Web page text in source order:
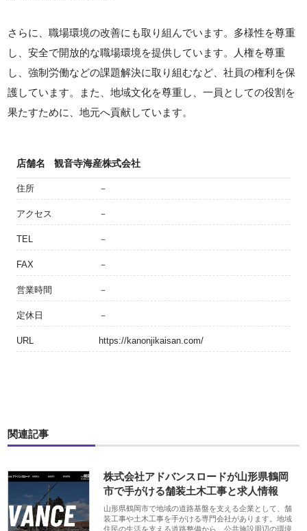
さらに、職場環境の改善にも取り組んでいます。多様性を尊重
し、安全で開放的な職場環境を提供しています。人権を尊重
し、強制労働などの課題解決に取り組むなど、社員の権利を保
護しています。また、地域文化を尊重し、一員としての役割を
果たすために、地元へ貢献しています。
店舗名 観音寺海産株式会社
住所 －
アクセス －
TEL －
FAX －
営業時間 －
定休日 －
URL https://kanonjikaisan.com/
関連記事
株式会社アドバンスロードが山形県鶴岡
市で手がける舗装土木工事と求人情報
山形県鶴岡市で地域の道路基盤を支える企業として、舗
装工事や土木工事を手がける専門会社があります。地域
住民の生活を支える道路整備から、公共施設周辺の環境